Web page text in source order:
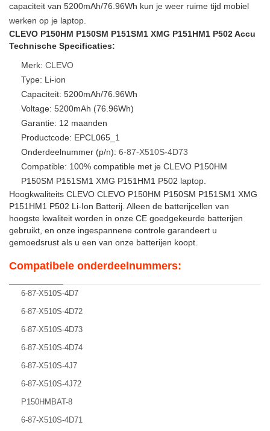
capaciteit van 5200mAh/76.96Wh kun je weer ruime tijd mobiel
werken op je laptop.
CLEVO P150HM P150SM P151SM1 XMG P151HM1 P502 Accu
Technische Specificaties:
Merk: CLEVO
Type: Li-ion
Capaciteit: 5200mAh/76.96Wh
Voltage: 5200mAh (76.96Wh)
Garantie: 12 maanden
Productcode: EPCL065_1
Onderdeelnummer (p/n): 6-87-X510S-4D73
Compatible: 100% compatible met je CLEVO P150HM
P150SM P151SM1 XMG P151HM1 P502 laptop.
Hoogkwaliteits CLEVO CLEVO P150HM P150SM P151SM1 XMG
P151HM1 P502 Li-Ion Batterij. Alleen de batterijcellen van
hoogste kwaliteit worden in onze CE goedgekeurde batterijen
gebruikt, en onze ingespannene controle garandeert u
gemoedsrust als u een van onze batterijen koopt.
Compatibele onderdeelnummers:
6-87-X510S-4D7
6-87-X510S-4D72
6-87-X510S-4D73
6-87-X510S-4D74
6-87-X510S-4J7
6-87-X510S-4J72
P150HMBAT-8
6-87-X510S-4D71